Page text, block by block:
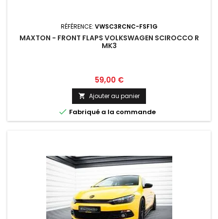
RÉFÉRENCE: VWSC3RCNC-FSF1G
MAXTON - FRONT FLAPS VOLKSWAGEN SCIROCCO R
MK3
Prix
59,00 €
 Ajouter au panier
 Fabriqué a la commande